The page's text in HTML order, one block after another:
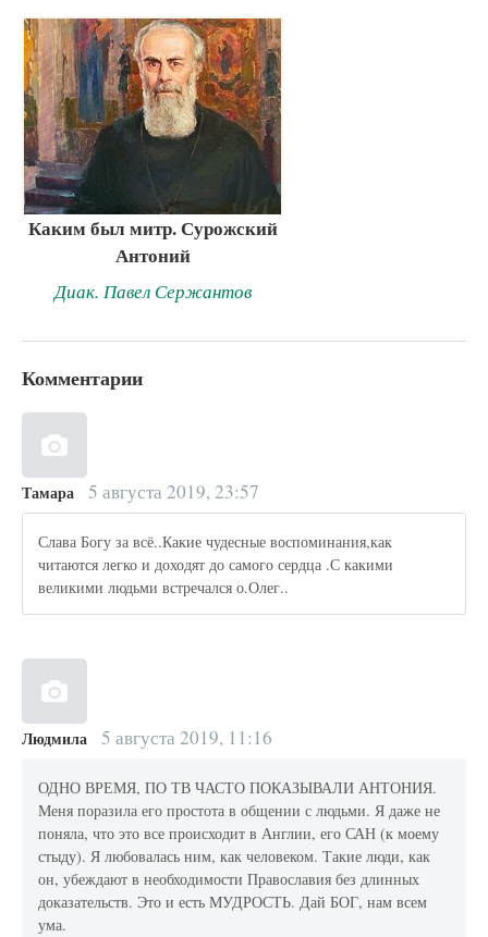
Каким был митр. Сурожский
Антоний
Диак. Павел Сержантов
Комментарии
Тамара 5 августа 2019, 23:57
Слава Богу за всё..Какие чудесные воспоминания,как
читаются легко и доходят до самого сердца .С какими
великими людьми встречался о.Олег..
Людмила 5 августа 2019, 11:16
ОДНО ВРЕМЯ, ПО ТВ ЧАСТО ПОКАЗЫВАЛИ АНТОНИЯ.
Меня поразила его простота в общении с людьми. Я даже не
поняла, что это все происходит в Англии, его САН (к моему
стыду). Я любовалась ним, как человеком. Такие люди, как
он, убеждают в необходимости Православия без длинных
доказательств. Это и есть МУДРОСТЬ. Дай БОГ, нам всем
ума.